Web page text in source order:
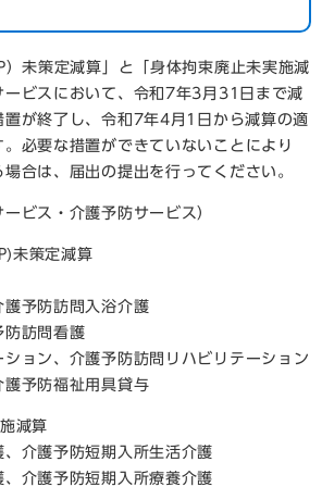
）未策定減算」と「身体拘束廃止未実施減
ービスにおいて、令和7年3月31日まで減
置が終了し、令和7年4月1日から減算の適
必要な措置ができていないことにより
場合は、届出の提出を行ってください。
ビス・介護予防サービス）
未策定減算
予防訪問入浴介護
訪問看護
ョン、介護予防訪問リハビリテーション
予防福祉用具貸与
減算
介護予防短期入所生活介護
介護予防短期入所療養介護